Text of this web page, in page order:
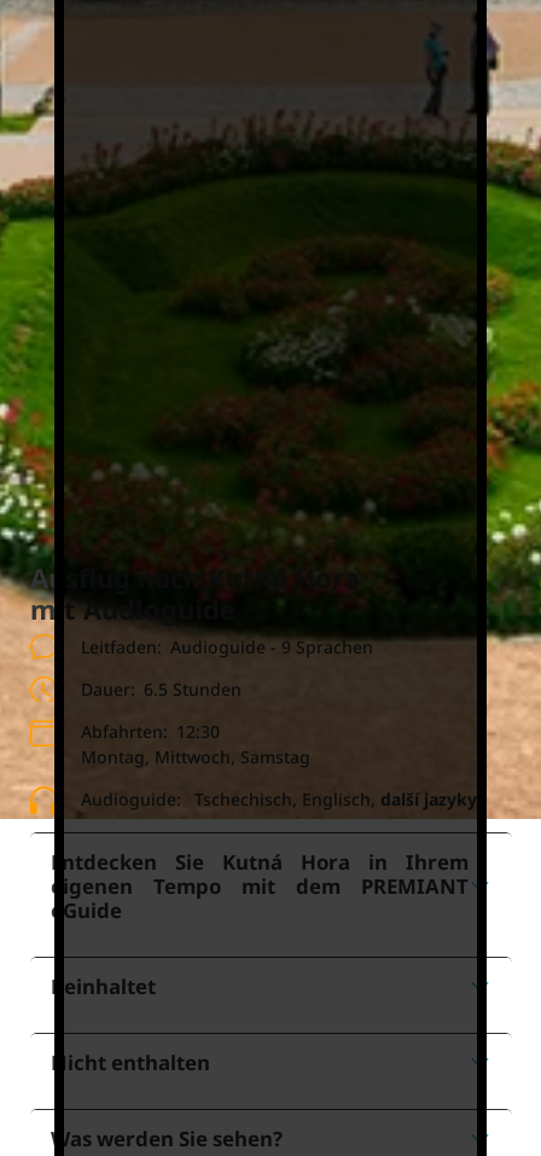
Ausflug nach Kutná Hora
mit Audioguide
Leitfaden: Audioguide - 9 Sprachen
Dauer: 6.5 Stunden
Abfahrten: 12:30
Montag, Mittwoch, Samstag
Audioguide:
Tschechisch, Englisch, další jazyky
Entdecken Sie Kutná Hora in Ihrem
eigenen Tempo mit dem PREMIANT
eGuide
Beinhaltet
Nicht enthalten
Was werden Sie sehen?